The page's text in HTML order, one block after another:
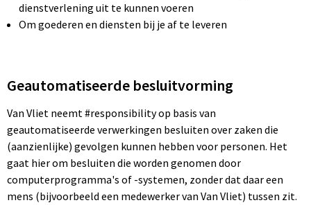
Reistassen
Rugzakken
Schoenentassen
Schoudertassen
Sporttassen
Vesten
Oog- en gelaatsbescherming
Hoofdbescherming
Gehoorbescherming
Ademhalingsbescherming
dienstverlening uit te kunnen voeren
Om goederen en diensten bij je af te leveren
Geautomatiseerde besluitvorming
Van Vliet neemt #responsibility op basis van
geautomatiseerde verwerkingen besluiten over zaken die
(aanzienlijke) gevolgen kunnen hebben voor personen. Het
gaat hier om besluiten die worden genomen door
computerprogramma's of -systemen, zonder dat daar een
mens (bijvoorbeeld een medewerker van Van Vliet) tussen zit.